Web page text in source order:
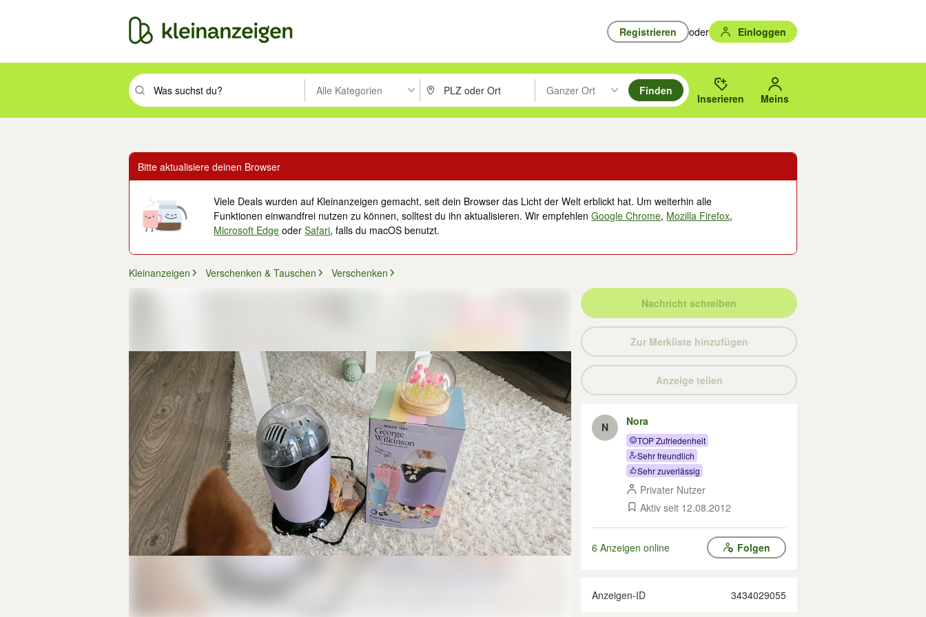
Registrieren oder Einloggen
Suchbegriff eingeben. Eingabetaste drücken um zu suchen, oder Vorschläge mit den Pfeiltasten nach oben/unten durchsuchen und mit Eingabetaste auswählen.
Alle Kategorien PLZ oder Ort eingeben. Eingabetaste drücken um zu suchen, oder Vorschläge mit den Pfeiltasten nach oben/
Ganzer Ort
Suche im Umkreis des gewählten Orts oder PLZ.
Finden
Inserieren Meins
Bitte aktualisiere deinen Browser
Viele Deals wurden auf Kleinanzeigen gemacht, seit dein Browser das Licht der Welt erblickt hat. Um weiterhin alle
Funktionen einwandfrei nutzen zu können, solltest du ihn aktualisieren. Wir empfehlenGoogle Chrome, Mozilla Firefox,
Microsoft Edge oderSafari, falls du macOS benutzt.
Kleinanzeigen Verschenken & Tauschen Verschenken
Nachricht schreiben
Zur Merkliste hinzufügen
Anzeige teilen
N Nora
TOP Zufriedenheit
Sehr freundlich
Sehr zuverlässig
Privater Nutzer
Aktiv seit 12.08.2012
6 Anzeigen online Folgen
Anzeigen-ID 3434029055